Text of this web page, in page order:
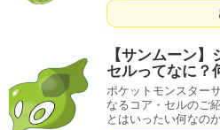
【サンムーン
セルってなに？
ポケットモンスター
なるコア・セルのご
とはいったい何なの